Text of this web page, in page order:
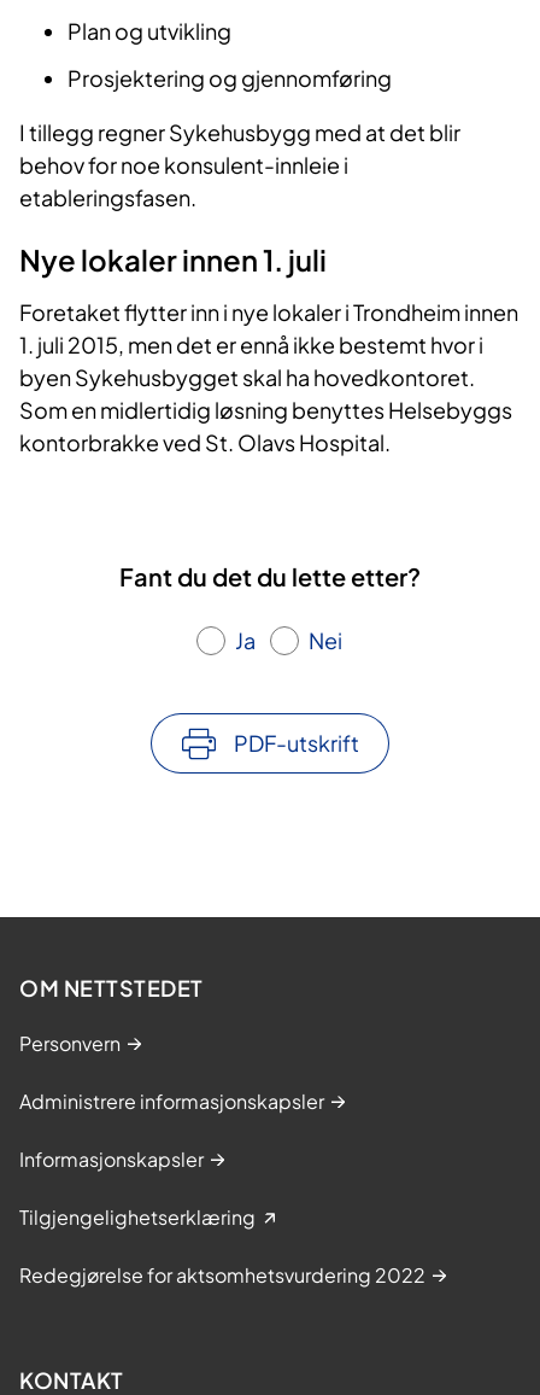
Plan og utvikling
Prosjektering og gjennomføring
I tillegg regner Sykehusbygg med at det blir
behov for noe konsulent-innleie i
etableringsfasen.
Nye lokaler innen 1. juli
Foretaket flytter inn i nye lokaler i Trondheim innen
1. juli 2015, men det er ennå ikke bestemt hvor i
byen Sykehusbygget skal ha hovedkontoret.
Som en midlertidig løsning benyttes Helsebyggs
kontorbrakke ved St. Olavs Hospital.
Fant du det du lette etter?
Ja Nei
PDF-utskrift
OM NETTSTEDET
Personvern
Administrere informasjonskapsler
Informasjonskapsler
Tilgjengelighetserklæring
Redegjørelse for aktsomhetsvurdering 2022
KONTAKT